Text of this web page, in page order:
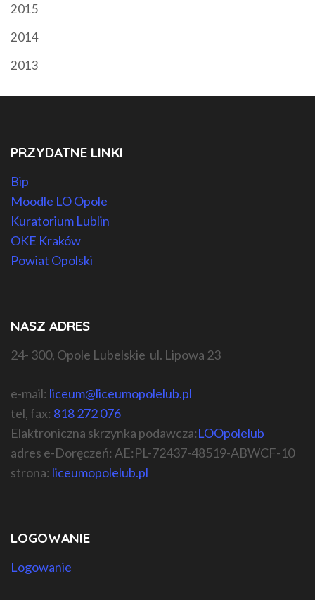
2015
2014
2013
PRZYDATNE LINKI
Bip
Moodle LO Opole
Kuratorium Lublin
OKE Kraków
Powiat Opolski
NASZ ADRES
24- 300, Opole Lubelskie ul. Lipowa 23
e-mail: liceum@liceumopolelub.pl
tel, fax: 818 272 076
Elaktroniczna skrzynka podawcza:LOOpolelub
adres e-Doręczeń: AE:PL-72437-48519-ABWCF-10
strona: liceumopolelub.pl
LOGOWANIE
Logowanie